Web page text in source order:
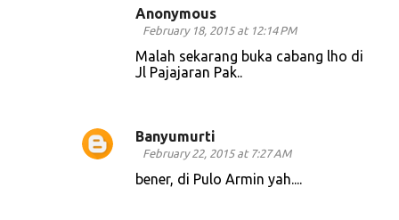
Anonymous
February 18, 2015 at 12:14 PM
Malah sekarang buka cabang lho di
Jl Pajajaran Pak..
Banyumurti
February 22, 2015 at 7:27 AM
bener, di Pulo Armin yah....